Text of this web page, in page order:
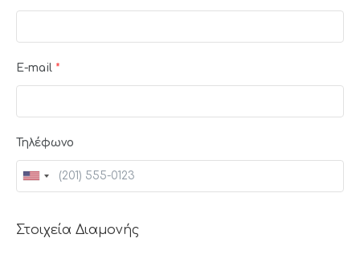
E-mail *
Τηλέφωνο
Στοιχεία Διαμονής